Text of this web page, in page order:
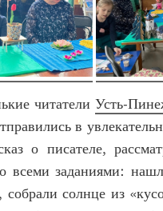
читатели Усть-
в
о писателе,
всеми заданиями:
солнце из